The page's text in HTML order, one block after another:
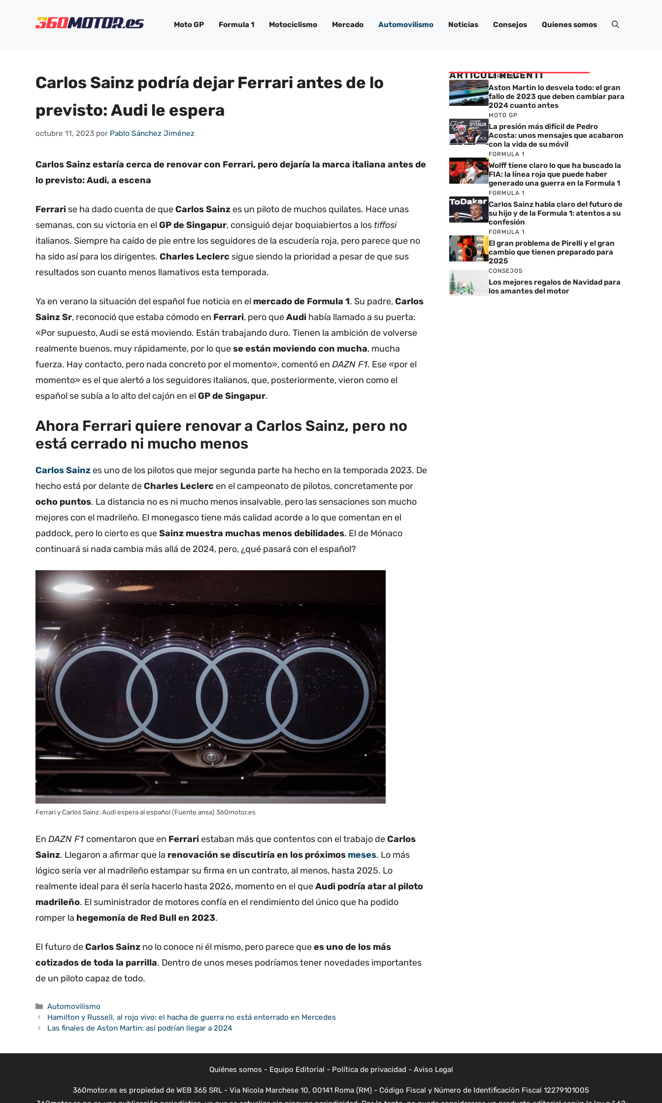
Moto GP Formula 1 Motociclismo Mercado Automovilismo Noticias Consejos Quienes somos
Carlos Sainz podría dejar Ferrari antes de lo
previsto: Audi le espera
octubre 11, 2023 por Pablo Sánchez Jiménez
Carlos Sainz estaría cerca de renovar con Ferrari, pero dejaría la marca italiana antes de
lo previsto: Audi, a escena
Ferrari se ha dado cuenta de queCarlos Sainzes un piloto de muchos quilates. Hace unas
semanas, con su victoria en el GP de Singapur, consiguió dejar boquiabiertos a los tiffosi
italianos. Siempre ha caído de pie entre los seguidores de la escudería roja, pero parece que no
ha sido así para los dirigentes. Charles Leclerc sigue siendo la prioridad a pesar de que sus
resultados son cuanto menos llamativos esta temporada.
Ya en verano la situación del español fue noticia en el mercado de Formula 1. Su padre,Carlos
Sainz Sr, reconoció que estaba cómodo en Ferrari, pero queAudi había llamado a su puerta:
«Por supuesto, Audi se está moviendo. Están trabajando duro. Tienen la ambición de volverse
realmente buenos, muy rápidamente, por lo quese están moviendo con mucha, mucha
fuerza. Hay contacto, pero nada concreto por el momento», comentó en DAZN F1. Ese «por el
momento» es el que alertó a los seguidores italianos, que, posteriormente, vieron como el
español se subía a lo alto del cajón en el GP de Singapur.
Ahora Ferrari quiere renovar a Carlos Sainz, pero no
está cerrado ni mucho menos
Carlos Sainzes uno de los pilotos que mejor segunda parte ha hecho en la temporada 2023. De
hecho está por delante deCharles Leclerc en el campeonato de pilotos, concretamente por
ocho puntos. La distancia no es ni mucho menos insalvable, pero las sensaciones son mucho
mejores con el madrileño. El monegasco tiene más calidad acorde a lo que comentan en el
paddock, pero lo cierto es queSainz muestra muchas menos debilidades. El de Mónaco
continuará si nada cambia más allá de 2024, pero, ¿qué pasará con el español?
Ferrari y Carlos Sainz: Audi espera al español (Fuente ansa) 360motor.es
En DAZN F1 comentaron que en Ferrari estaban más que contentos con el trabajo deCarlos
Sainz. Llegaron a afirmar que la renovación se discutiría en los próximos meses. Lo más
lógico sería ver al madrileño estampar su firma en un contrato, al menos, hasta 2025. Lo
realmente ideal para él sería hacerlo hasta 2026, momento en el queAudi podría atar al piloto
madrileño. El suministrador de motores confía en el rendimiento del único que ha podido
romper la hegemonía de Red Bull en 2023.
El futuro deCarlos Sainz no lo conoce ni él mismo, pero parece quees uno de los más
cotizados de toda la parrilla. Dentro de unos meses podríamos tener novedades importantes
de un piloto capaz de todo.
Categorías
Automovilismo
Hamilton y Russell, al rojo vivo: el hacha de guerra no está enterrado en Mercedes
Las finales de Aston Martin: así podrían llegar a 2024
ARTICOLI RECENTI
FORMULA 1
Aston Martin lo desvela todo: el gran
fallo de 2023 que deben cambiar para
2024 cuanto antes
MOTO GP
La presión más difícil de Pedro
Acosta: unos mensajes que acabaron
con la vida de su móvil
FORMULA 1
Wolff tiene claro lo que ha buscado la
FIA: la línea roja que puede haber
generado una guerra en la Formula 1
FORMULA 1
Carlos Sainz habla claro del futuro de
su hijo y de la Formula 1: atentos a su
confesión
FORMULA 1
El gran problema de Pirelli y el gran
cambio que tienen preparado para
2025
CONSEJOS
Los mejores regalos de Navidad para
los amantes del motor
Quiénes somos - Equipo Editorial - Política de privacidad - Aviso Legal
360motor.es es propiedad de WEB 365 SRL - Via Nicola Marchese 10, 00141 Roma (RM) - Código Fiscal y Número de Identificación Fiscal 12279101005